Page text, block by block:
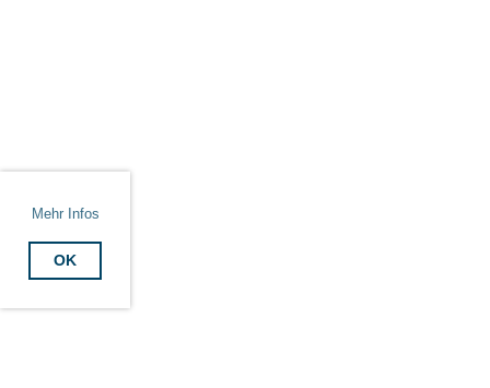
Mehr Infos
OK